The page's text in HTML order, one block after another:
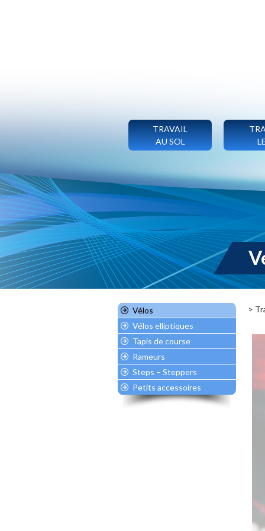
TRAVAIL
AU SOL
Vélos
Vélos elliptiques
Tapis de course
Rameurs
Steps – Steppers
Petits accessoires
>